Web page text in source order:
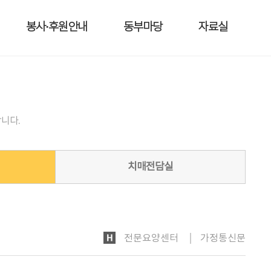
봉사·후원안내 동부마당 자료실
다.
치매전담실
HOME
전문요양센터 가정통신문